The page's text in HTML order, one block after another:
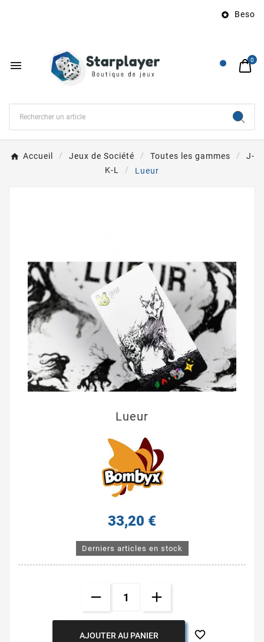
 Besoin
 0
Accueil Jeux de Société Toutes les gammes
J-
K-L
Lueur
Lueur
33,20 €
Derniers articles en stock
AJOUTER AU PANIER 